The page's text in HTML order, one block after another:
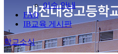
이수 안내
FAQ
IB교육 게시판
학교소식